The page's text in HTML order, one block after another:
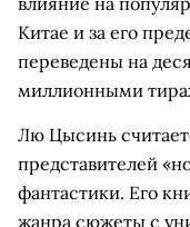
Китае и за его
переведены на
миллионными
Лю Цысинь
представителей
фантастики. Его
жанра сюжеты с